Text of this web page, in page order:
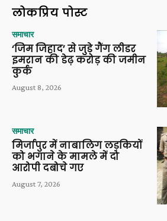
लोकप्रिय पोस्ट
समाचार
‘जिम जिहाद’ से जुड़े गैंग लीडर
इमरान की डेढ़ करोड़ की जमीन
कुर्क
August 8, 2026
समाचार
मिर्जापुर में नाबालिग लड़कियों
को भगाने के मामले में दो
आरोपी दबोचे गए
August 7, 2026